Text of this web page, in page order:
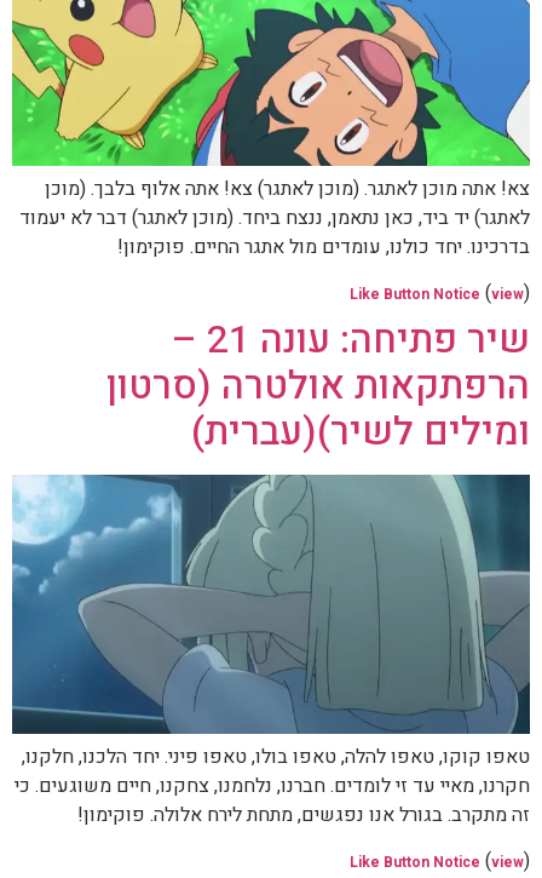
צא! אתה מוכן לאתגר. (מוכן לאתגר) צא! אתה אלוף בלבך. (מוכן
לאתגר) יד ביד, כאן נתאמן, ננצח ביחד. (מוכן לאתגר) דבר לא יעמוד
בדרכינו. יחד כולנו, עומדים מול אתגר החיים. פוקימון!
Like Button Notice (view)
שיר פתיחה: עונה 21 –
הרפתקאות אולטרה (סרטון
ומילים לשיר)(עברית)
טאפו קוקו, טאפו להלה, טאפו בולו, טאפו פיני. יחד הלכנו, חלקנו,
חקרנו, מאיי עד זי לומדים. חברנו, נלחמנו, צחקנו, חיים משוגעים. כי
זה מתקרב. בגורל אנו נפגשים, מתחת לירח אלולה. פוקימון!
Like Button Notice (view)